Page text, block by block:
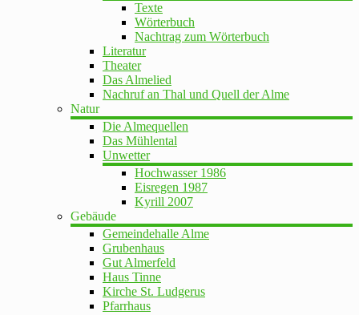
Texte
Wörterbuch
Nachtrag zum Wörterbuch
Literatur
Theater
Das Almelied
Nachruf an Thal und Quell der Alme
Natur
Die Almequellen
Das Mühlental
Unwetter
Hochwasser 1986
Eisregen 1987
Kyrill 2007
Gebäude
Gemeindehalle Alme
Grubenhaus
Gut Almerfeld
Haus Tinne
Kirche St. Ludgerus
Pfarrhaus